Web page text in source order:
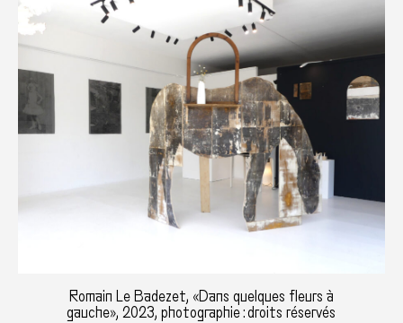
Romain Le Badezet, «Dans quelques fleurs à
gauche», 2023, photographie : droits réservés